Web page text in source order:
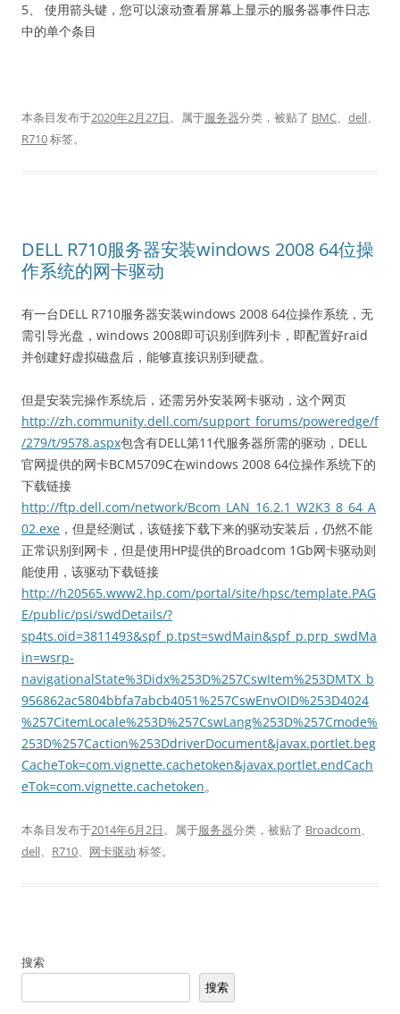
5、 使用箭头键，您可以滚动查看屏幕上显示的服务器事件日志
中的单个条目
本条目发布于2020年2月27日。属于服务器分类，被贴了 BMC、 dell、
R710标签。
DELL R710服务器安装windows 2008 64位操
作系统的网卡驱动
有一台DELL R710服务器安装windows 2008 64位操作系统，无
需引导光盘，windows 2008即可识别到阵列卡，即配置好raid
并创建好虚拟磁盘后，能够直接识别到硬盘。
但是安装完操作系统后，还需另外安装网卡驱动，这个网页
http://zh.community.dell.com/support_forums/poweredge/f
/279/t/9578.aspx包含有DELL第11代服务器所需的驱动，DELL
官网提供的网卡BCM5709C在windows 2008 64位操作系统下的
下载链接
http://ftp.dell.com/network/Bcom_LAN_16.2.1_W2K3_8_64_A
02.exe ，但是经测试，该链接下载下来的驱动安装后，仍然不能
正常识别到网卡，但是使用HP提供的Broadcom 1Gb网卡驱动则
能使用，该驱动下载链接
http://h20565.www2.hp.com/portal/site/hpsc/template.PAG
E/public/psi/swdDetails/?
sp4ts.oid=3811493&spf_p.tpst=swdMain&spf_p.prp_swdMa
in=wsrp-
navigationalState%3Didx%253D%257CswItem%253DMTX_b
956862ac5804bbfa7abcb4051%257CswEnvOID%253D4024
%257CitemLocale%253D%257CswLang%253D%257Cmode%
253D%257Caction%253DdriverDocument&javax.portlet.beg
CacheTok=com.vignette.cachetoken&javax.portlet.endCach
eTok=com.vignette.cachetoken。
本条目发布于2014年6月2日。属于服务器分类，被贴了 Broadcom、
dell、 R710、 网卡驱动 标签。
搜索
搜索